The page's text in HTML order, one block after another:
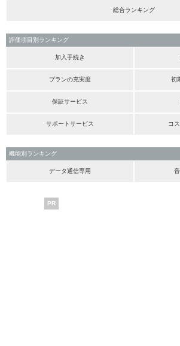
総合ランキング
評価項目別ランキング
加入手続き
プランの充実度 初
保証サービス
サポートサービス コ
機能別ランキング
データ通信専用
PR